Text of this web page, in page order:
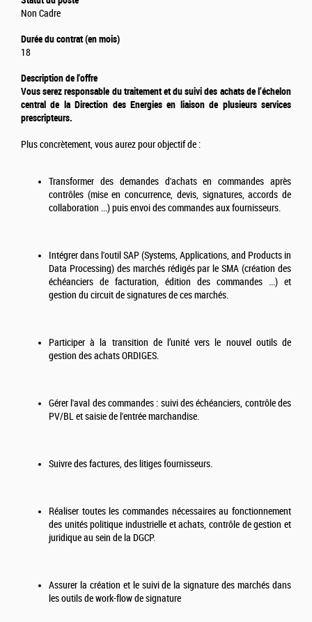
Non Cadre
Durée du contrat (en mois)
18
Description de l'offre
Vous serez responsable du traitement et du suivi des achats de l’échelon
central de la Direction des Energies en liaison de plusieurs services
prescripteurs.
Plus concrètement, vous aurez pour objectif de :
Transformer des demandes d'achats en commandes après
contrôles (mise en concurrence, devis, signatures, accords de
collaboration ...) puis envoi des commandes aux fournisseurs.
Intégrer dans l'outil SAP (Systems, Applications, and Products in
Data Processing) des marchés rédigés par le SMA (création des
échéanciers de facturation, édition des commandes ...) et
gestion du circuit de signatures de ces marchés.
Participer à la transition de l’unité vers le nouvel outils de
gestion des achats ORDIGES.
Gérer l'aval des commandes : suivi des échéanciers, contrôle des
PV/BL et saisie de l'entrée marchandise.
Suivre des factures, des litiges fournisseurs.
Réaliser toutes les commandes nécessaires au fonctionnement
des unités politique industrielle et achats, contrôle de gestion et
juridique au sein de la DGCP.
Assurer la création et le suivi de la signature des marchés dans
les outils de work-flow de signature